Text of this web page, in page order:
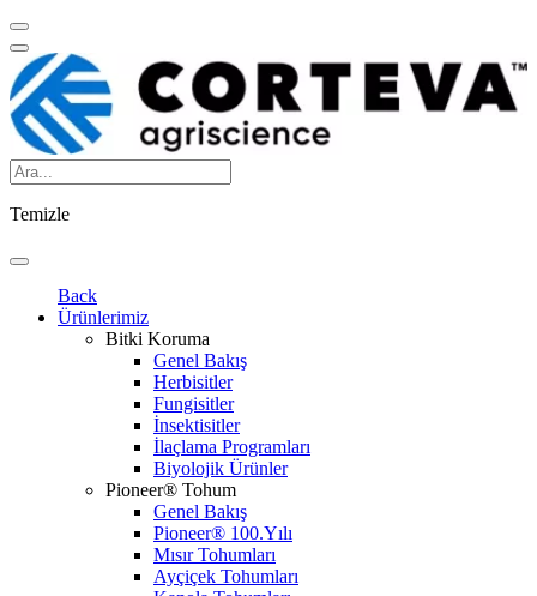
Temizle
Back
Ürünlerimiz
Bitki Koruma
Genel Bakış
Herbisitler
Fungisitler
İnsektisitler
İlaçlama Programları
Biyolojik Ürünler
Pioneer® Tohum
Genel Bakış
Pioneer® 100.Yılı
Mısır Tohumları
Ayçiçek Tohumları